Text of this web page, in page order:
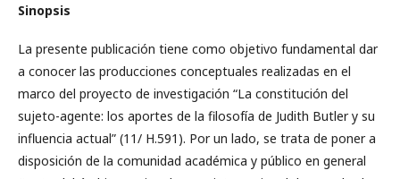
Sinopsis
La presente publicación tiene como objetivo fundamental dar
a conocer las producciones conceptuales realizadas en el
marco del proyecto de investigación “La constitución del
sujeto-agente: los aportes de la filosofía de Judith Butler y su
influencia actual” (11/ H.591). Por un lado, se trata de poner a
disposición de la comunidad académica y público en general